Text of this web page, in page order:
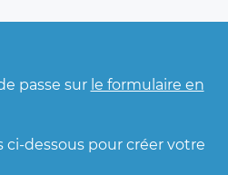
passe sur le formulaire en
dessous pour créer votre